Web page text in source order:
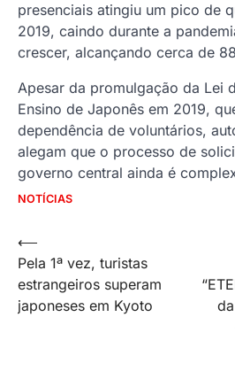
presenciais atingiu um pico de
2019, caindo durante a
crescer, alcançando cerca de
Apesar da promulgação da Lei
Ensino de Japonês em 2019,
dependência de voluntários,
alegam que o processo de
governo central ainda é
NOTÍCIAS
Navegação
de
Post
⟵
Pela 1ª vez, turistas
estrangeiros superam
japoneses em Kyoto